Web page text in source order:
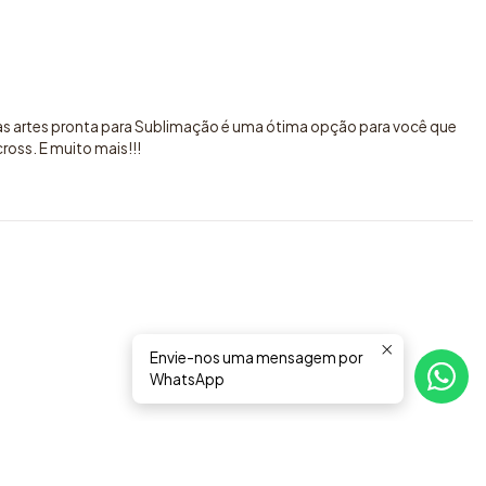
artes pronta para Sublimação é uma ótima opção para você que
E muito mais!!!
Envie-nos uma mensagem por
WhatsApp